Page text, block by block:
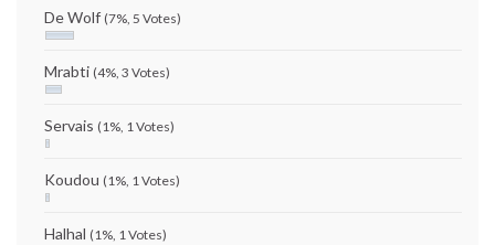
De Wolf (7%, 5 Votes)
Mrabti (4%, 3 Votes)
Servais (1%, 1 Votes)
Koudou (1%, 1 Votes)
Halhal (1%, 1 Votes)